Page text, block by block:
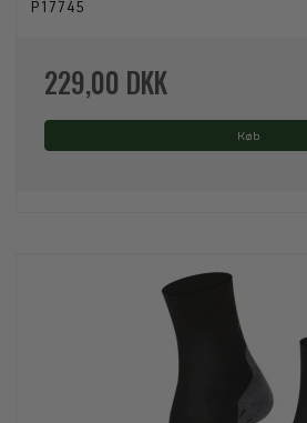
P17745
229,00 DKK
Køb